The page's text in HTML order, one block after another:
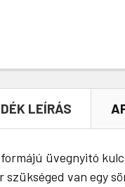
LEÍRÁS
üvegnyitó
szükséged van egy